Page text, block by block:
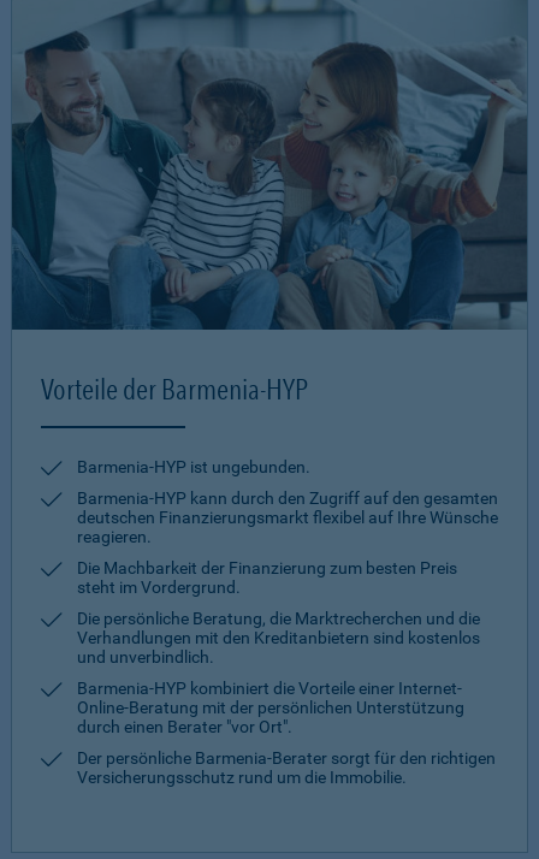
Vorteile der Barmenia-HYP
Barmenia-HYP ist ungebunden.
Barmenia-HYP kann durch den Zugriff auf den gesamten
deutschen Finanzierungsmarkt flexibel auf Ihre Wünsche
reagieren.
Die Machbarkeit der Finanzierung zum besten Preis
steht im Vordergrund.
Die persönliche Beratung, die Marktrecherchen und die
Verhandlungen mit den Kreditanbietern sind kostenlos
und unverbindlich.
Barmenia-HYP kombiniert die Vorteile einer Internet-
Online-Beratung mit der persönlichen Unterstützung
durch einen Berater "vor Ort".
Der persönliche Barmenia-Berater sorgt für den richtigen
Versicherungsschutz rund um die Immobilie.